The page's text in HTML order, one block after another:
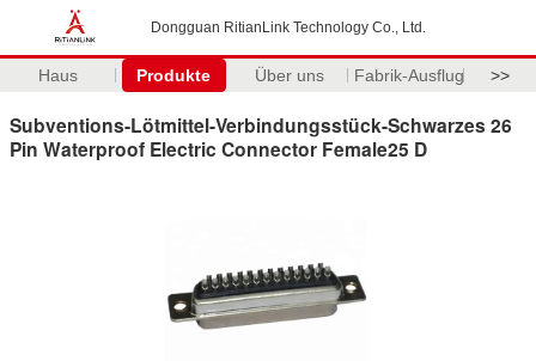
Dongguan RitianLink Technology Co., Ltd.
Haus Produkte Über uns Fabrik-Ausflug >>
Subventions-Lötmittel-Verbindungsstück-Schwarzes 26
Pin Waterproof Electric Connector Female25 D